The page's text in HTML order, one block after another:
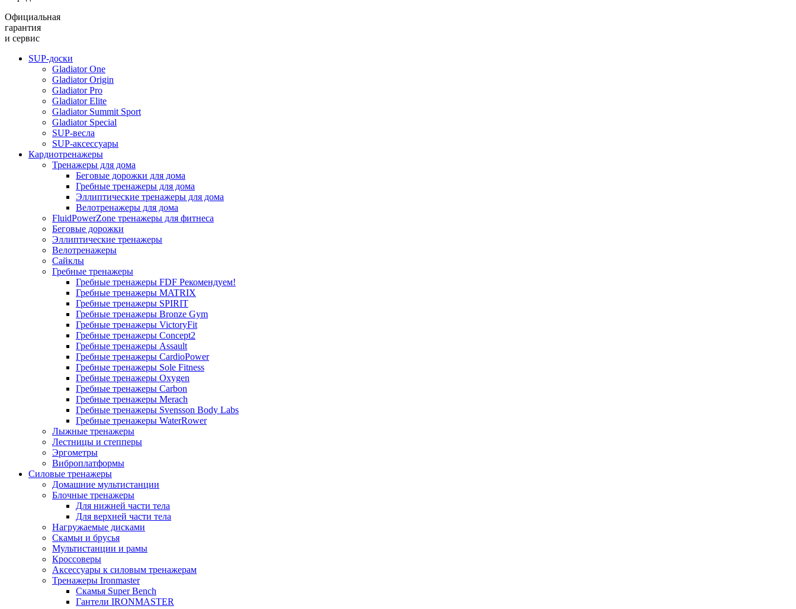
Официальная
гарантия
и сервис
SUP-доски
Gladiator One
Gladiator Origin
Gladiator Pro
Gladiator Elite
Gladiator Summit Sport
Gladiator Special
SUP-весла
SUP-аксессуары
Кардиотренажеры
Тренажеры для дома
Беговые дорожки для дома
Гребные тренажеры для дома
Эллиптические тренажеры для дома
Велотренажеры для дома
FluidPowerZone тренажеры для фитнеса
Беговые дорожки
Эллиптические тренажеры
Велотренажеры
Сайклы
Гребные тренажеры
Гребные тренажеры FDF Рекомендуем!
Гребные тренажеры MATRIX
Гребные тренажеры SPIRIT
Гребные тренажеры Bronze Gym
Гребные тренажеры VictoryFit
Гребные тренажеры Concept2
Гребные тренажеры Assault
Гребные тренажеры CardioPower
Гребные тренажеры Sole Fitness
Гребные тренажеры Oxygen
Гребные тренажеры Carbon
Гребные тренажеры Merach
Гребные тренажеры Svensson Body Labs
Гребные тренажеры WaterRower
Лыжные тренажеры
Лестницы и степперы
Эргометры
Виброплатформы
Силовые тренажеры
Домашние мультистанции
Блочные тренажеры
Для нижней части тела
Для верхней части тела
Нагружаемые дисками
Скамьи и брусья
Мультистанции и рамы
Кроссоверы
Аксессуары к силовым тренажерам
Тренажеры Ironmaster
Скамья Super Bench
Гантели IRONMASTER